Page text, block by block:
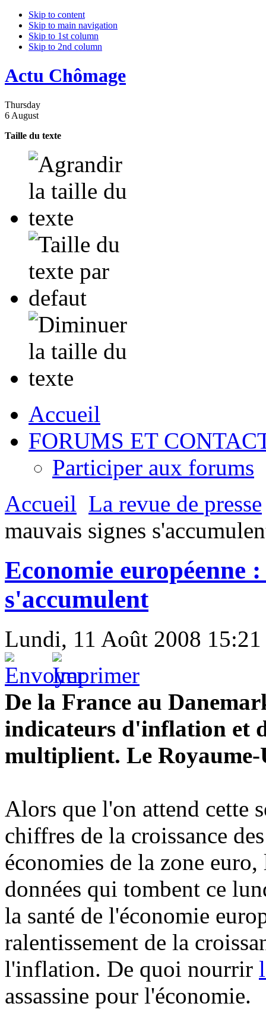
Skip to content
Skip to main navigation
Skip to 1st column
Skip to 2nd column
Actu Chômage
Thursday
6 August
Taille du texte
Accueil
FORUMS ET
Participer aux forums
Accueil La revue de presse
mauvais signes
Economie européenne
s'accumulent
Lundi, 11 Août 2008 15:21
De la France au
indicateurs d'inflation et
multiplient. Le Royaume-
Alors que l'on attend cette
chiffres de la croissance
économies de la zone
données qui tombent ce
la santé de l'économie
ralentissement de la
l'inflation. De quoi nourrir
assassine pour l'économie.